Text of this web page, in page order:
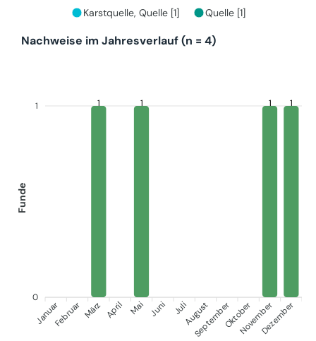
Karstquelle, Quelle [1]
Quelle [1]
Nachweise im Jahresverlauf (n = 4)
1
0
Funde
1 1 1 1
JanuarFebruar März April Mai Juni JuliAugust
SeptemberOktoberNovemberDezember